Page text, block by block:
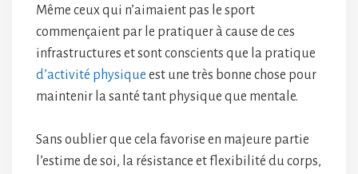
Même ceux qui n’aimaient pas le sport
commençaient par le pratiquer à cause de ces
infrastructures et sont conscients que la pratique
d’activité physique est une très bonne chose pour
maintenir la santé tant physique que mentale.
Sans oublier que cela favorise en majeure partie
l’estime de soi, la résistance et flexibilité du corps,